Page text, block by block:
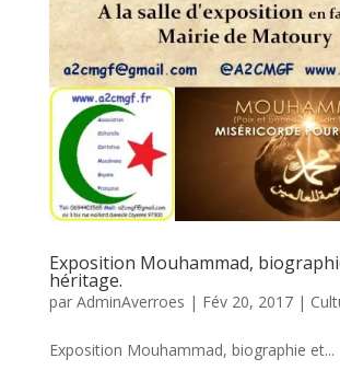
Exposition Mouhammad,
héritage.
par AdminAverroes | Fév 20, 2017|
Exposition Mouhammad, biographie et...